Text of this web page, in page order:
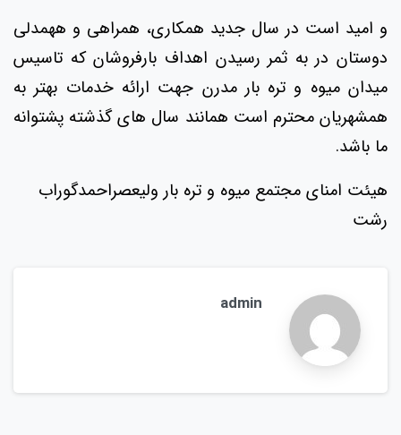
و امید است در سال جدید همکاری، همراهی و ههمدلی
دوستان در به ثمر رسیدن اهداف بارفروشان که تاسیس
میدان میوه و تره بار مدرن جهت ارائه خدمات بهتر به
همشهریان محترم است همانند سال های گذشته پشتوانه
ما باشد.
هیئت امنای مجتمع میوه و تره بار ولیعصراحمدگوراب
رشت
admin